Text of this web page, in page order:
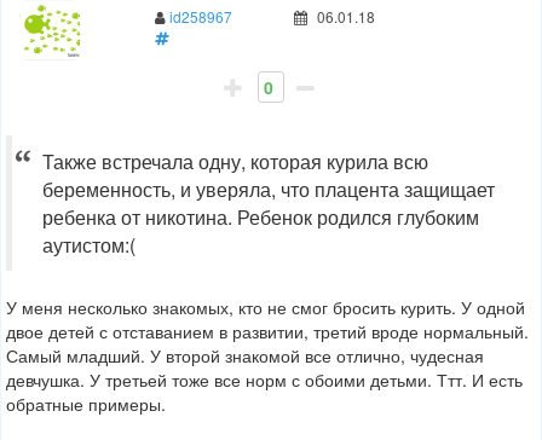
id258967 06.01.18
0
Также встречала одну, которая курила всю
беременность, и уверяла, что плацента защищает
ребенка от никотина. Ребенок родился глубоким
аутистом:(
У меня несколько знакомых, кто не смог бросить курить. У одной
двое детей с отставанием в развитии, третий вроде нормальный.
Самый младший. У второй знакомой все отлично, чудесная
девчушка. У третьей тоже все норм с обоими детьми. Ттт. И есть
обратные примеры.